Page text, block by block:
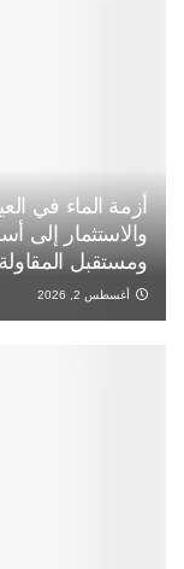
أزمة الماء في
والاستثمار إلى
ومستقبل
أغسطس 2, 2026